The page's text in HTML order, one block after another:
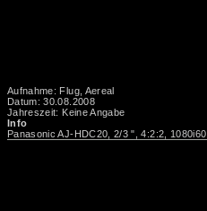
Aufnahme: Flug, Aereal
Datum: 30.08.2008
Jahreszeit: Keine Angabe
Info
Panasonic AJ-HDC20, 2/3 ", 4:2:2, 1080i60